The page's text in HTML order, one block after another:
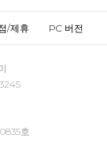
/제휴 PC 버전
호